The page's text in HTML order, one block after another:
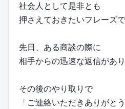
社会人として是非とも
押さえておきたいフレーズで
先日、ある商談の際に
相手からの迅速な返信があり
その後のやり取りで
「ご連絡いただきありがと